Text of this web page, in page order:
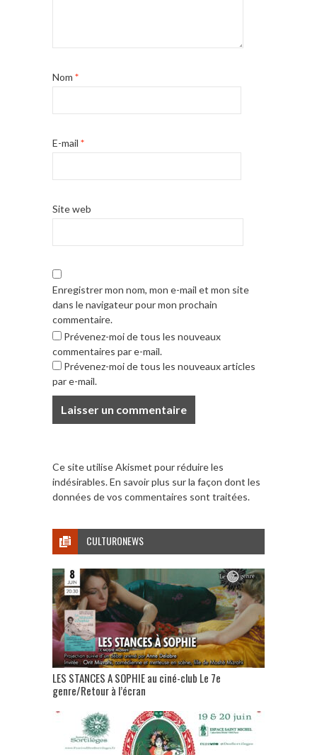
Nom *
E-mail *
Site web
Enregistrer mon nom, mon e-mail et mon site
dans le navigateur pour mon prochain
commentaire.
Prévenez-moi de tous les nouveaux
commentaires par e-mail.
Prévenez-moi de tous les nouveaux articles
par e-mail.
Ce site utilise Akismet pour réduire les
indésirables.En savoir plus sur la façon dont les
données de vos commentaires sont traitées.
CULTURONEWS
LES STANCES A SOPHIE au ciné-club Le 7e
genre/Retour à l’écran